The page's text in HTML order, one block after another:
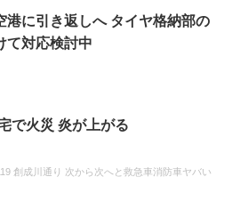
に引き返しへ タイヤ格納部の
て対応検討中
で火災 炎が上がる
創成川通り 次から次へと救急車消防車ヤバい